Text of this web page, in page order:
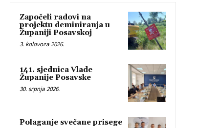
Započeli radovi na
projektu deminiranja u
Županiji Posavskoj
3. kolovoza 2026.
141. sjednica Vlade
Županije Posavske
30. srpnja 2026.
Polaganje svečane prisege